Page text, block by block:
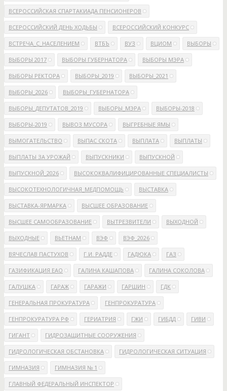
ВСЕРОССИЙСКАЯ СПАРТАКИАДА ПЕНСИОНЕРОВ
ВСЕРОССИЙСКИЙ ДЕНЬ ХОДЬБЫ ВСЕРОССИЙСКИЙ КОНКУРС
ВСТРЕЧА_С_НАСЕЛЕНИЕМ ВТБЪ ВУЗ ВЦИОМ ВЫБОРЫ
ВЫБОРЫ 2017 ВЫБОРЫ ГУБЕРНАТОРА ВЫБОРЫ МЭРА
ВЫБОРЫ РЕКТОРА ВЫБОРЫ_2019 ВЫБОРЫ_2021
ВЫБОРЫ_2026 ВЫБОРЫ_ГУБЕРНАТОРА
ВЫБОРЫ_ДЕПУТАТОВ_2019 ВЫБОРЫ_МЭРА ВЫБОРЫ-2018
ВЫБОРЫ-2019 ВЫВОЗ МУСОРА ВЫГРЕБНЫЕ ЯМЫ
ВЫМОГАТЕЛЬСТВО ВЫПАС СКОТА ВЫПЛАТА ВЫПЛАТЫ
ВЫПЛАТЫ ЗА УРОЖАЙ ВЫПУСКНИКИ ВЫПУСКНОЙ
ВЫПУСКНОЙ_2026 ВЫСОКОКВАЛИФИЦИРОВАННЫЕ СПЕЦИАЛИСТЫ
ВЫСОКОТЕХНОЛОГИЧНАЯ_МЕДПОМОЩЬ ВЫСТАВКА
ВЫСТАВКА-ЯРМАРКА ВЫСШЕЕ ОБРАЗОВАНИЕ
ВЫСШЕЕ САМООБРАЗОВАНИЕ ВЫТРЕЗВИТЕЛИ ВЫХОДНОЙ
ВЫХОДНЫЕ ВЬЕТНАМ ВЭФ ВЭФ_2026
ВЯЧЕСЛАВ ПАСТУХОВ Г.И. РАДДЕ ГАДЮКА ГАЗ
ГАЗИФИКАЦИЯ ЕАО ГАЛИНА КАШАПОВА ГАЛИНА СОКОЛОВА
ГАЛУШКА ГАРАЖ ГАРАЖИ ГАРШИН ГДК
ГЕНЕРАЛЬНАЯ ПРОКУРАТУРА ГЕНПРОКУРАТУРА
ГЕНПРОКУРАТУРА РФ ГЕРИАТРИЯ ГЖИ ГИБДД ГИВИ
ГИГАНТ ГИДРОЗАЩИТНЫЕ СООРУЖЕНИЯ
ГИДРОЛОГИЧЕСКАЯ ОБСТАНОВКА ГИДРОЛОГИЧЕСКАЯ СИТУАЦИЯ
ГИМНАЗИЯ ГИМНАЗИЯ № 1
ГЛАВНЫЙ ФЕДЕРАЛЬНЫЙ ИНСПЕКТОР